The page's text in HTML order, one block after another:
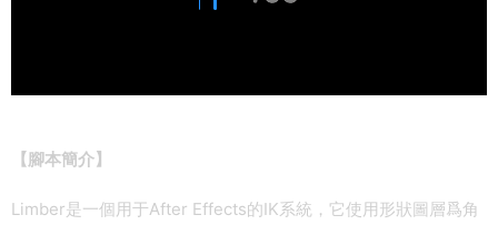
【腳本簡介】
Limber是一個用于After Effects的IK系統，它使用形狀圖層爲角